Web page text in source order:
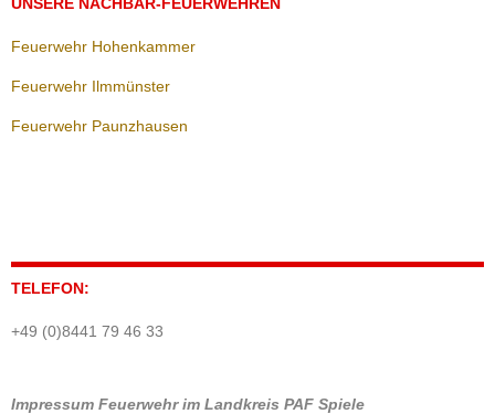
Feuerwehr Hohenkammer
Feuerwehr Ilmmünster
Feuerwehr Paunzhausen
TELEFON:
+49 (0)8441 79 46 33
Impressum Feuerwehr im Landkreis PAF Spiele